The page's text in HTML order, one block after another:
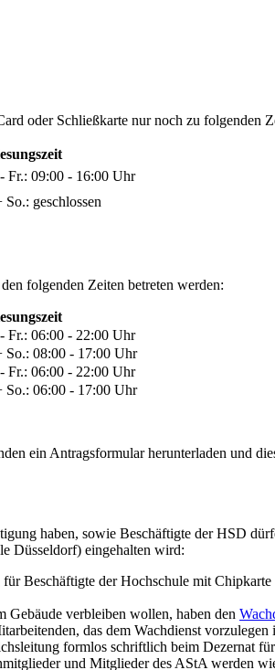
oder Schließkarte nur noch zu folgenden
Fr.: 09:00 - 16:00 Uhr
So.: geschlossen
folgenden Zeiten betreten werden:
Fr.: 06:00 - 22:00 Uhr
So.: 08:00 - 17:00 Uhr
Fr.: 06:00 - 22:00 Uhr
So.: 06:00 - 17:00 Uhr
ein Antragsformular herunterladen und
haben, sowie Beschäftigte der HSD
Düsseldorf) eingehalten wird:
Beschäftigte der Hochschule mit
Gebäude verbleiben wollen, haben den
das dem Wachdienst vorzulegen
formlos schriftlich beim Dezernat
und Mitglieder des AStA werden